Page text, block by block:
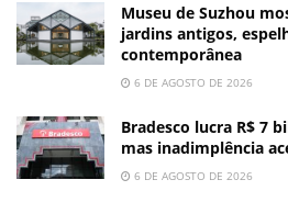
Museu de Suzhou
jardins antigos,
contemporânea
6 DE AGOSTO DE 2026
Bradesco lucra R$ 7
mas inadimplência
6 DE AGOSTO DE 2026